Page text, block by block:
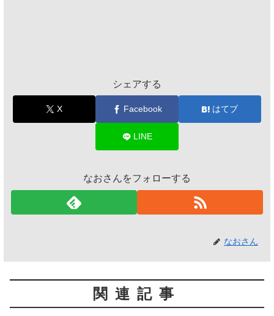
シェアする
X Facebook はてブ
LINE
なおさんをフォローする
なおさん
関連記事